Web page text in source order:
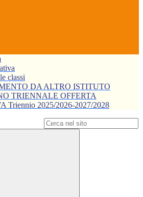
classi
DA ALTRO ISTITUTO
TRIENNALE OFFERTA
Triennio 2025/2026-2027/2028